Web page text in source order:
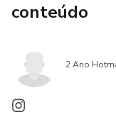
conteúdo
2 Ano